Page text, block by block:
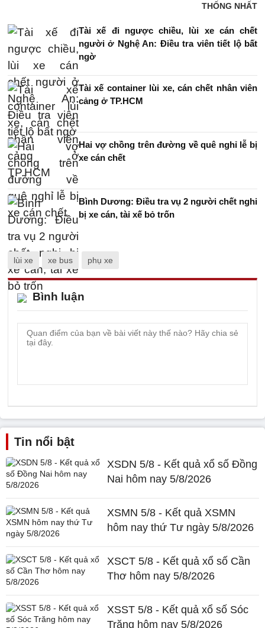
THỐNG NHẤT
Tài xế đi ngược chiều, lùi xe cán chết
người ở Nghệ An: Điều tra viên tiết lộ bất
ngờ
Tài xế container lùi xe, cán chết nhân viên
cảng ở TP.HCM
Hai vợ chồng trên đường về quê nghỉ lễ bị
xe cán chết
Bình Dương: Điều tra vụ 2 người chết nghi
bị xe cán, tài xế bỏ trốn
lùi xe xe bus phụ xe
Bình luận
Tin nổi bật
XSDN 5/8 - Kết quả xổ số Đồng
Nai hôm nay 5/8/2026
XSMN 5/8 - Kết quả XSMN
hôm nay thứ Tư ngày 5/8/2026
XSCT 5/8 - Kết quả xổ số Cần
Thơ hôm nay 5/8/2026
XSST 5/8 - Kết quả xổ số Sóc
Trăng hôm nay 5/8/2026